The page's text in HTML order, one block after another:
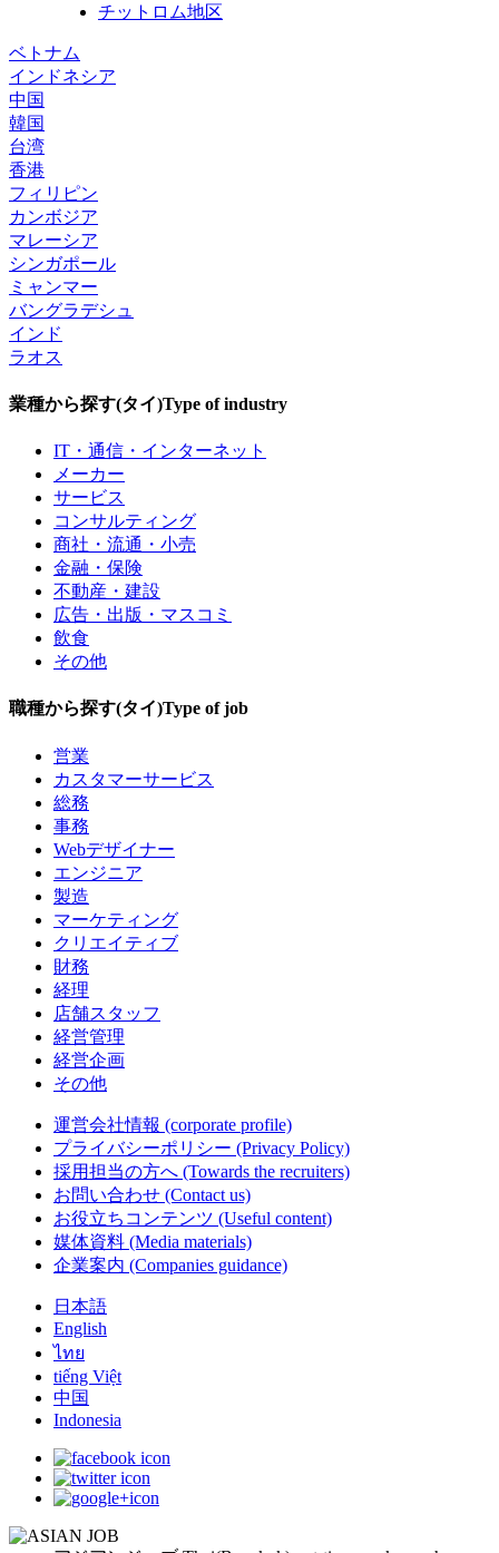
チットロム地区
ベトナム
インドネシア
中国
韓国
台湾
香港
フィリピン
カンボジア
マレーシア
シンガポール
ミャンマー
バングラデシュ
インド
ラオス
業種から探す(タイ)Type of industry
IT・通信・インターネット
メーカー
サービス
コンサルティング
商社・流通・小売
金融・保険
不動産・建設
広告・出版・マスコミ
飲食
その他
職種から探す(タイ)Type of job
営業
カスタマーサービス
総務
事務
Webデザイナー
エンジニア
製造
マーケティング
クリエイティブ
財務
経理
店舗スタッフ
経営管理
経営企画
その他
運営会社情報 (corporate profile)
プライバシーポリシー (Privacy Policy)
採用担当の方へ (Towards the recruiters)
お問い合わせ (Contact us)
お役立ちコンテンツ (Useful content)
媒体資料 (Media materials)
企業案内 (Companies guidance)
日本語
English
ไทย
tiếng Việt
中国
Indonesia